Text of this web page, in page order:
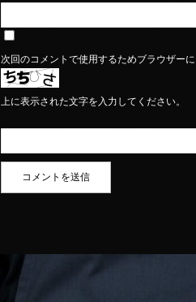
次回のコメントで使用するためブラウザー
上に表示された文字を入力してください。